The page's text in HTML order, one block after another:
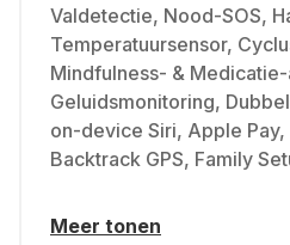
Valdetectie, Nood-SOS,
Temperatuursensor,
Mindfulness- &
Geluidsmonitoring,
on-device Siri, Apple
Backtrack GPS, Family
Meer tonen